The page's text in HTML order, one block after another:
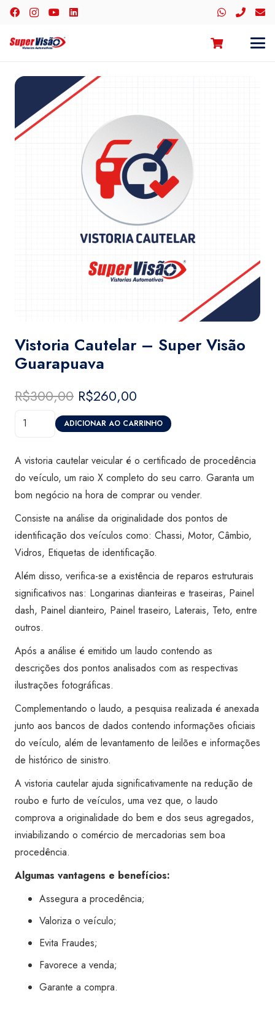
Vistoria Cautelar – Super Visão
Guarapuava
R$300,00 O
preço
original
R$300,00.
R$260,00
preço
atual
R$260,00.
Vistoria
Super
Visão
Guarapuava
quantidade
ADICIONAR AO CARRINHO
A vistoria cautelar veicular é o certificado de procedência
do veículo, um raio X completo do seu carro. Garanta um
bom negócio na hora de comprar ou vender.
Consiste na análise da originalidade dos pontos de
identificação dos veículos como: Chassi, Motor, Câmbio,
Vidros, Etiquetas de identificação.
Além disso, verifica-se a existência de reparos estruturais
significativos nas: Longarinas dianteiras e traseiras, Painel
dash, Painel dianteiro, Painel traseiro, Laterais, Teto, entre
outros.
Após a análise é emitido um laudo contendo as
descrições dos pontos analisados com as respectivas
ilustrações fotográficas.
Complementando o laudo, a pesquisa realizada é anexada
junto aos bancos de dados contendo informações oficiais
do veículo, além de levantamento de leilões e informações
de histórico de sinistro.
A vistoria cautelar ajuda significativamente na redução de
roubo e furto de veículos, uma vez que, o laudo
comprova a originalidade do bem e dos seus agregados,
inviabilizando o comércio de mercadorias sem boa
procedência.
Algumas vantagens e benefícios:
Assegura a procedência;
Valoriza o veículo;
Evita Fraudes;
Favorece a venda;
Garante a compra.